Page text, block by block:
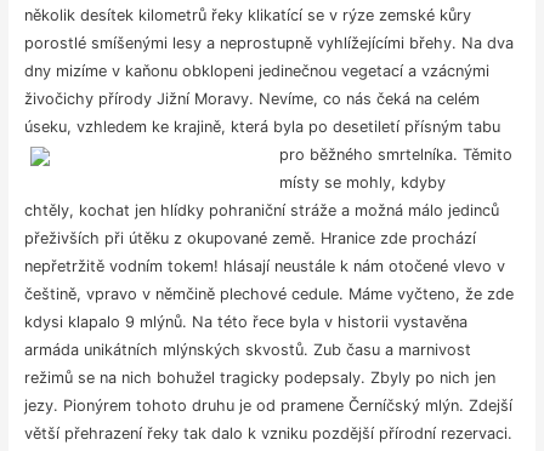
několik desítek kilometrů řeky klikatící se v rýze zemské kůry
porostlé smíšenými lesy a neprostupně vyhlížejícími břehy. Na dva
dny mizíme v kaňonu obklopeni jedinečnou vegetací a vzácnými
živočichy přírody Jižní Moravy. Nevíme, co nás čeká na celém
úseku, vzhledem ke krajině, která byla po desetiletí přísným tabu
pro běžného smrtelníka. Těmito
místy se mohly, kdyby
chtěly, kochat jen hlídky pohraniční stráže a možná málo jedinců
přeživších při útěku z okupované země. Hranice zde prochází
nepřetržitě vodním tokem! hlásají neustále k nám otočené vlevo v
češtině, vpravo v němčině plechové cedule. Máme vyčteno, že zde
kdysi klapalo 9 mlýnů. Na této řece byla v historii vystavěna
armáda unikátních mlýnských skvostů. Zub času a marnivost
režimů se na nich bohužel tragicky podepsaly. Zbyly po nich jen
jezy. Pionýrem tohoto druhu je od pramene Černíčský mlýn. Zdejší
větší přehrazení řeky tak dalo k vzniku pozdější přírodní rezervaci.